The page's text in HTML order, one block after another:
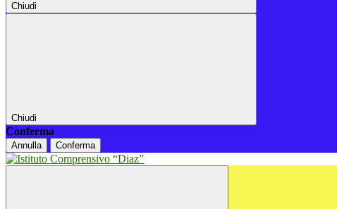
Chiudi
Chiudi
Conferma
Annulla Conferma